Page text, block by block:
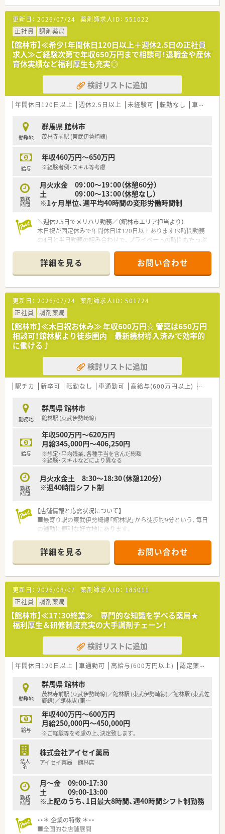
【想定される業務内容】
■店舗内での基本的な調剤業務をはじめ、処方箋の監査や患者様
への丁寧な服薬指導を中心に日々の業務をご担当いただきま
す。
■地域貢献に直結する居宅や施設への在宅業務をはじめ、患者様
から信頼されるかかりつけ薬剤師としての役割も担います。
■総合科目の処方箋を取り扱うため、日々の実務を通じて幅広い
医薬品の知識を吸収し専門性を高めることができる環境です。
【勤務実態について】
■日曜日と祝日に加えてもう1日がお休みとなるため、年間休日
■法定通りの有給休暇に加えて、年末年始には5日間、夏季には3
日間の休暇が取得できるためしっかりリフレッシュできます。
■シフトは30分単位で柔軟に組まれており、休憩は60分間確保
【こんな方にオススメ】
剤師としての対応力を飛躍的に向上させたい方に最適です。
■年間休日が120日以上あり季節ごとの長期休暇もしっかり取
得できるため、充実した休日を過ごしたい方にお勧めです。
して地域に貢献できる薬剤師を目指したい方にぴったりの環境
です。
更新日： 2026/07/24 薬剤師求人ID： 551022
正社員
調剤薬局
【館林市】≪希少！年間休日120日以上＋週休2.5日の正社員
求人≫ご経験次第で年収650万円まで相談可！退職金や産休
育休実績など福利厚生も充実◎
検討リストに追加
年間休日120日以上 週休2.5日以上 未経験可 転勤なし 車通勤可
勤務地
群馬県 館林市
茂林寺前駅 (東武伊勢崎線)
給与
年収460万円～650万円
※経験者例・スキル等考慮
勤務
時間
月火水金 09：00～19：00（休憩60分）
土 09：00～13：00（休憩なし）
※1ヶ月単位、週平均40時間の変形労働時間制
＼週休2.5日でメリハリ勤務／（館林市エリア担当より）
木日祝が固定休みで年間休日は120日以上あります！9時間勤務
の4日と半日勤務の組み合わせで、プライベートの時間もたっぷ
＊------------------------------------------＊
【店舗情報と応需状況について】
■当店舗は茂林寺前駅から車で10分ほどの場所に位置してお
り、複数科目の処方箋を応需している調剤薬局です。
■近臨の医療機関から内科をはじめ外科や皮膚科、小児科、泌尿
器科など幅広い科目を毎日40枚ほど受け付けます。
■地域の患者様に寄り添うかかりつけ薬局として、店舗での調剤
だけでなく在宅業務や発熱外来にも対応しています。
【求人情報について】
■ご経験やスキルをしっかりと考慮した上で、年収460万円から
最大650万円の範囲内で納得のいく待遇をご提示いたします。
■入社初年度から提示された年収が満額支給される年俸制を採
用しており、毎月の収入が安定し生活設計を立てやすい環境で
■将来的に管理薬剤師へとステップアップされた際には、月額2
万5千円から3万円の役職手当が別途支給される仕組みがありま
す。
【想定される業務内容】
■店舗内での基本的な調剤業務をはじめ、処方箋の監査や患者様
への丁寧な服薬指導を中心に日々の業務をご担当いただきま
■地域貢献に直結する居宅や施設への在宅業務をはじめ、患者様
から信頼されるかかりつけ薬剤師としての役割も担います。
■内科や小児科など多岐にわたる診療科の処方箋に触れられる
詳細を見る お問い合わせ
更新日： 2026/07/24 薬剤師求人ID： 501724
正社員
調剤薬局
【館林市】≪木日祝お休み≫ 年収600万円☆ 管薬は650万円
相談可！館林駅より徒歩圏内 最新機材導入済みで効率的
に働ける♪
検討リストに追加
駅チカ 新卒可 転勤なし 車通勤可 高給与(600万円以上) 住宅補
勤務地
群馬県 館林市
館林駅 (東武伊勢崎線)
給与
年収500万円～620万円
月給345,000円～406,250円
※想定・平均残業、各種手当を含んだ総額
※経験・スキルなどにより異なる
勤務
時間
月火水金土 8:30～18:30（休憩120分）
※週40時間シフト制
【店舗情報と応需状況について】
■最寄り駅の東武伊勢崎線「館林駅」から徒歩約9分という、毎日
の通勤に便利な好立地にあります。
方箋枚数は約100枚です。
■薬剤師は常時3名、事務スタッフは2名という人員体制で、協力
しながら業務に取り組んでいます。
【募集背景と求める人物像について】
■今後の事業拡大とさらなる組織体制の強化を見据えて、定期的
に正社員の採用を行っています。
■これからのキャリア形成に意欲的で、積極的に新しい知識や業
務を吸収してくださる方を歓迎します。
■地域に根差して長く働きたいという思いがあり、患者様とのコ
ミュニケーションを大切にできる方を求めています。
【求人情報について】
■ご経験や能力を考慮し、勤務薬剤師として年収600万円までご
■日曜祝日に加えて木曜日が固定の休みとなっており、プライベ
ートの予定も立てやすい勤務体系です。
■住宅手当や退職金制度はもちろん、eラーニング補助などスキ
ルアップを支援する制度も整っています。
【想定される業務内容】
■保険調剤業務全般として、処方箋に基づく調剤、監査、そして
■施設在宅にも取り組んでいるため、外来の調剤業務に加えて在
宅医療の専門スキルも磨くことができます。
剤機器の導入を積極的に推進しています。
詳細を見る お問い合わせ
更新日： 2026/08/07 薬剤師求人ID： 185011
正社員
調剤薬局
【館林市】≪17：30終業≫ 専門的な知識を学べる薬局★
福利厚生＆研修制度充実の大手調剤チェーン！
検討リストに追加
年間休日120日以上 車通勤可 高給与(600万円以上) 認定薬剤師取得支援あり
勤務地
群馬県 館林市
茂林寺前駅 (東武伊勢崎線)／館林駅 (東武伊勢崎線)／館林駅 (東武佐
野線)／館林駅 (東…
給与
年収400万円～600万円
月給250,000円～450,000円
※ご経験等を考慮の上、決定致します。
法人
名
株式会社アイセイ薬局
アイセイ薬局 館林店
勤務
時間
月～金 09:00-17:30
土 09:00-13:00
※上記のうち、1日最大8時間、週40時間シフト制勤務
・・＊ 企業の特徴 ＊・・
■全国的な店舗展開